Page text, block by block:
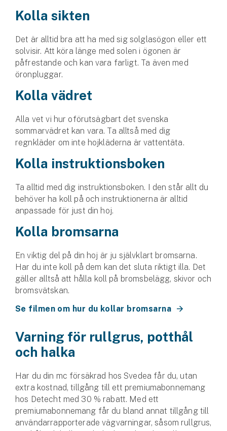
Kolla sikten
Det är alltid bra att ha med sig solglasögon eller ett
solvisir. Att köra länge med solen i ögonen är
påfrestande och kan vara farligt. Ta även med
öronpluggar.
Kolla vädret
Alla vet vi hur oförutsägbart det svenska
sommarvädret kan vara. Ta alltså med dig
regnkläder om inte hojkläderna är vattentäta.
Kolla instruktionsboken
Ta alltid med dig instruktionsboken. I den står allt du
behöver ha koll på och instruktionerna är alltid
anpassade för just din hoj.
Kolla bromsarna
En viktig del på din hoj är ju självklart bromsarna.
Har du inte koll på dem kan det sluta riktigt illa. Det
gäller alltså att hålla koll på bromsbelägg, skivor och
bromsvätskan.
Se filmen om hur du kollar bromsarna
Varning för rullgrus, potthål
och halka
Har du din mc försäkrad hos Svedea får du, utan
extra kostnad, tillgång till ett premiumabonnemang
hos Detecht med 30 % rabatt. Med ett
premiumabonnemang får du bland annat tillgång till
användarrapporterade vägvarningar, såsom rullgrus,